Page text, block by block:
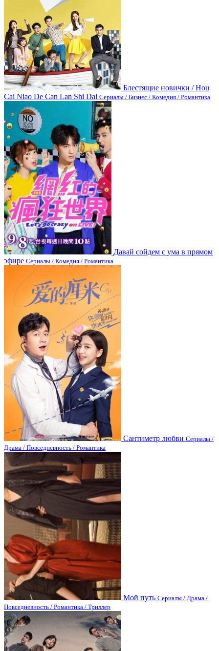
Блестящие новички / Hou
Cai Niao De Can Lan Shi Dai Сериалы / Бизнес / Комедия / Романтика
Давай сойдем с ума в прямом
эфире Сериалы / Комедия / Романтика
Сантиметр любви Сериалы /
Драма / Повседневность / Романтика
Мой путь Сериалы / Драма /
Повседневность / Романтика / Триллер